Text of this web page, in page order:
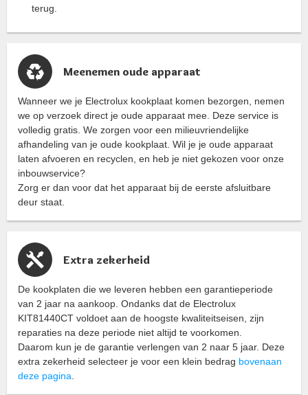
terug.
Meenemen oude apparaat
Wanneer we je Electrolux kookplaat komen bezorgen, nemen
we op verzoek direct je oude apparaat mee. Deze service is
volledig gratis. We zorgen voor een milieuvriendelijke
afhandeling van je oude kookplaat. Wil je je oude apparaat
laten afvoeren en recyclen, en heb je niet gekozen voor onze
inbouwservice?
Zorg er dan voor dat het apparaat bij de eerste afsluitbare
deur staat.
Extra zekerheid
De kookplaten die we leveren hebben een garantieperiode
van 2 jaar na aankoop. Ondanks dat de Electrolux
KIT81440CT voldoet aan de hoogste kwaliteitseisen, zijn
reparaties na deze periode niet altijd te voorkomen.
Daarom kun je de garantie verlengen van 2 naar 5 jaar. Deze
extra zekerheid selecteer je voor een klein bedrag bovenaan
deze pagina